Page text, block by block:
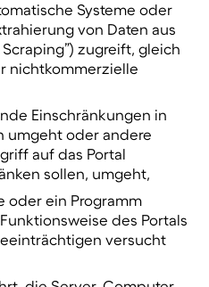
Systeme oder
von Daten aus
zugreift, gleich
nichtkommerzielle
Einschränkungen in
umgeht oder andere
auf das Portal
sollen, umgeht,
oder ein Programm
des Portals
versucht